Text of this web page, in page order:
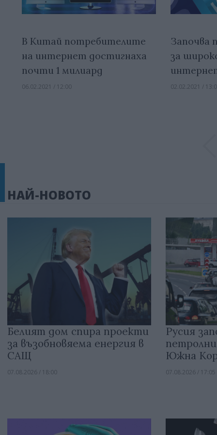
В Китай потребителите
на интернет достигнаха
почти 1 милиард
06.02.2021 / 12:00
Започва
за
02.02.2021 /
НАЙ-НОВОТО
Белият дом спира проекти
за възобновяема енергия в
САЩ
07.08.2026 / 18:00
Русия
Южна
07.08.2026 / 17:05